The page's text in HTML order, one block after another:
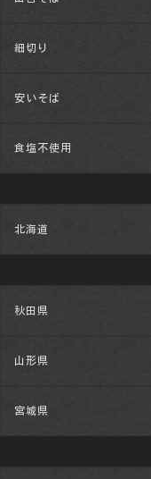
細切り
安いそば
食塩不使用
北海道
秋田県
山形県
宮城県